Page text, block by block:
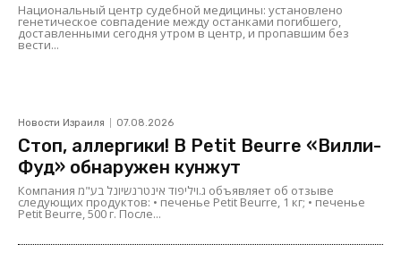
Национальный центр судебной медицины: установлено
генетическое совпадение между останками погибшего,
доставленными сегодня утром в центр, и пропавшим без
вести...
Новости Израиля 07.08.2026
Стоп, аллергики! В Petit Beurre «Вилли-
Фуд» обнаружен кунжут
Компания ג.ויליפוד אינטרנשיונל בע"מ объявляет об отзыве
следующих продуктов: • печенье Petit Beurre, 1 кг; • печенье
Petit Beurre, 500 г. После...